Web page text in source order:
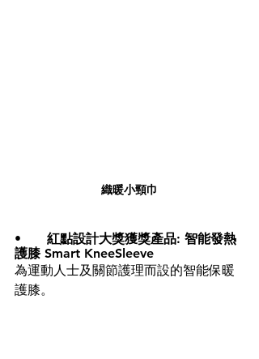
織暖小頸巾
紅點設計大獎獲獎產品: 智能發熱
護膝 Smart KneeSleeve
為運動人士及關節護理而設的智能保暖
護膝。